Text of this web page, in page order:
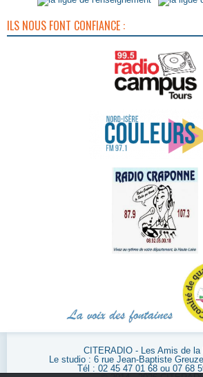
ILS NOUS FONT CONFIANCE :
CITERADIO - Les Amis de la
Le studio : 6 rue Jean-Baptiste
Tél : 02 45 47 01 68 ou 07 68